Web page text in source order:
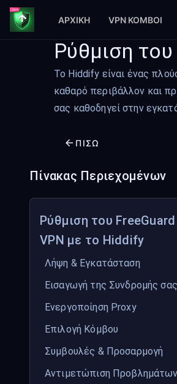
ΑΡΧΙΚΉ VPN ΚΌΜΒΟΙ
Ρύθμιση
Το Hiddify είναι ένας
καθαρό περιβάλλον και
σας καθοδηγεί στην
ΠΊΣΩ
Πίνακας Περιεχομένων
Ρύθμιση του FreeGuard
VPN με το Hiddify
Λήψη & Εγκατάσταση
Εισαγωγή της Συνδρομής σας
Ενεργοποίηση Proxy
Επιλογή Κόμβου
Συμβουλές & Προσαρμογή
Αντιμετώπιση Προβλημάτων